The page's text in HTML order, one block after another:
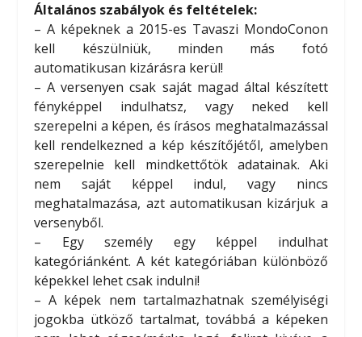
Általános szabályok és feltételek:
– A képeknek a 2015-es Tavaszi MondoConon
kell készülniük, minden más fotó
automatikusan kizárásra kerül!
– A versenyen csak saját magad által készített
fényképpel indulhatsz, vagy neked kell
szerepelni a képen, és írásos meghatalmazással
kell rendelkezned a kép készítőjétől, amelyben
szerepelnie kell mindkettőtök adatainak. Aki
nem saját képpel indul, vagy nincs
meghatalmazása, azt automatikusan kizárjuk a
versenyből.
– Egy személy egy képpel indulhat
kategóriánként. A két kategóriában különböző
képekkel lehet csak indulni!
– A képek nem tartalmazhatnak személyiségi
jogokba ütköző tartalmat, továbbá a képeken